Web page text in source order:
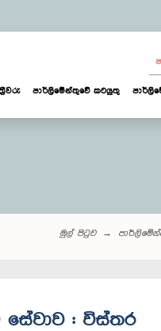
පාර්ලිමේන්තුවේ කටයුතු
මුල් පිටුව
සේවාව : විස්තර